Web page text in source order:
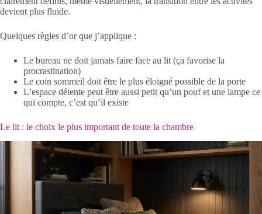
devient plus fluide.
Quelques règles d’or que j’applique :
Le bureau ne doit jamais faire face au lit (ça favorise la
procrastination)
Le coin sommeil doit être le plus éloigné possible de la porte
L’espace détente peut être aussi petit qu’un pouf et une lampe ce
qui compte, c’est qu’il existe
Le lit : le choix le plus important de toute la chambre